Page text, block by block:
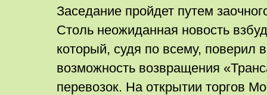
Заседание пройдет путем
Столь неожиданная новость
который, судя по всему, поверил
возможность возвращения
перевозок. На открытии торгов